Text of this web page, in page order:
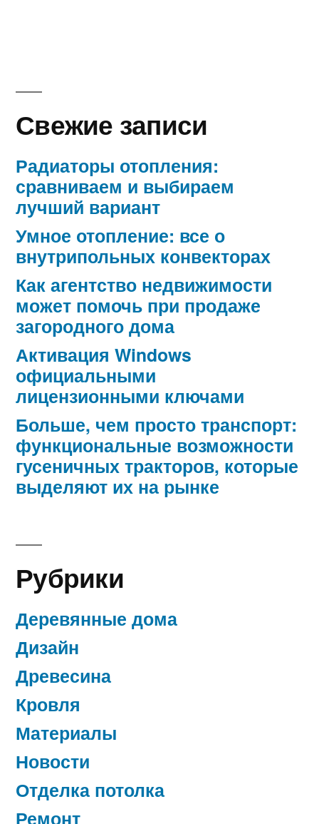
Свежие записи
Радиаторы отопления:
сравниваем и выбираем
лучший вариант
Умное отопление: все о
внутрипольных конвекторах
Как агентство недвижимости
может помочь при продаже
загородного дома
Активация Windows
официальными
лицензионными ключами
Больше, чем просто транспорт:
функциональные возможности
гусеничных тракторов, которые
выделяют их на рынке
Рубрики
Деревянные дома
Дизайн
Древесина
Кровля
Материалы
Новости
Отделка потолка
Ремонт